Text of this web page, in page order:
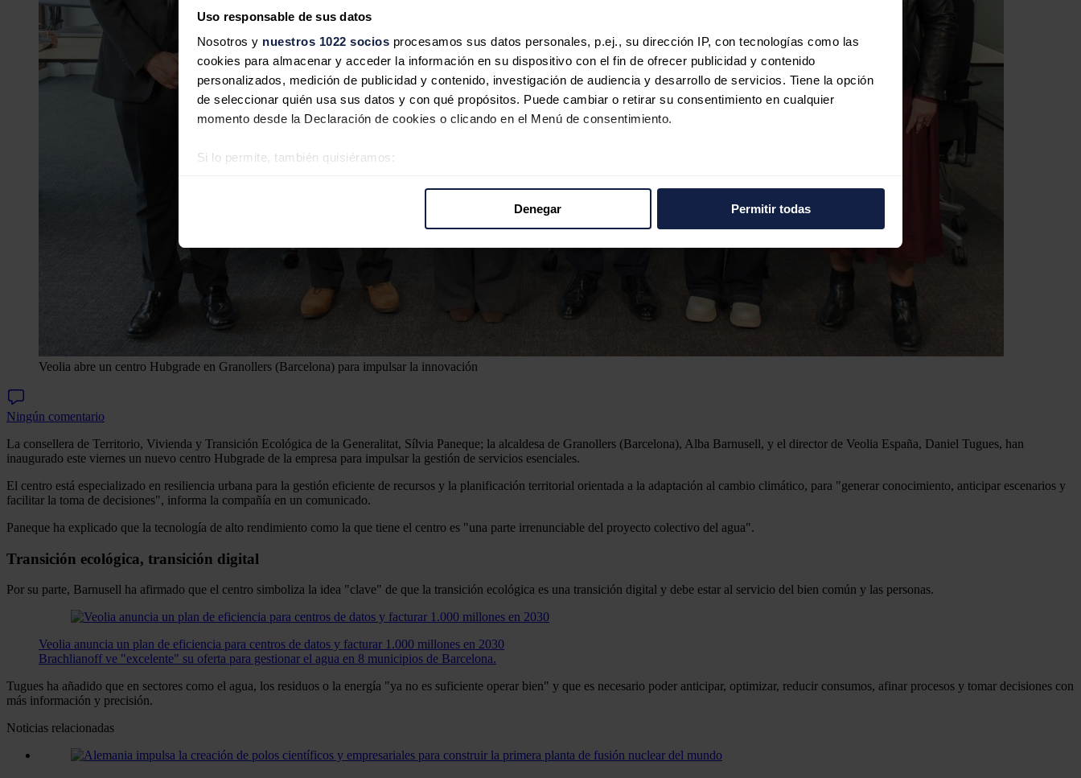
Uso responsable de sus datos
Nosotros y nuestros 1022 socios procesamos sus datos personales, p.ej., su dirección IP, con tecnologías como las
cookies para almacenar y acceder la información en su dispositivo con el fin de ofrecer publicidad y contenido
personalizados, medición de publicidad y contenido, investigación de audiencia y desarrollo de servicios. Tiene la opción
de seleccionar quién usa sus datos y con qué propósitos. Puede cambiar o retirar su consentimiento en cualquier
momento desde la Declaración de cookies o clicando en el Menú de consentimiento.
Si lo permite, también quisiéramos:
Las cookies de este sitio web se usan para personalizar el contenido y los anuncios, ofrecer funciones de redes sociales
y analizar el tráfico. Además, compartimos información sobre el uso que haga del sitio web con nuestros partners de
redes sociales, publicidad y análisis web, quienes pueden combinarla con otra información que les haya proporcionado o
Denegar Permitir todas
Veolia abre un centro Hubgrade en Granollers (Barcelona) para impulsar la innovación
Ningún comentario
La consellera de Territorio, Vivienda y Transición Ecológica de la Generalitat, Sílvia Paneque; la alcaldesa de Granollers (Barcelona), Alba Barnusell, y el director de Veolia España, Daniel Tugues, han
inaugurado este viernes un nuevo centro Hubgrade de la empresa para impulsar la gestión de servicios esenciales.
El centro está especializado en resiliencia urbana para la gestión eficiente de recursos y la planificación territorial orientada a la adaptación al cambio climático, para "generar conocimiento, anticipar escenarios y
facilitar la toma de decisiones", informa la compañía en un comunicado.
Paneque ha explicado que la tecnología de alto rendimiento como la que tiene el centro es "una parte irrenunciable del proyecto colectivo del agua".
Transición ecológica, transición digital
Por su parte, Barnusell ha afirmado que el centro simboliza la idea "clave" de que la transición ecológica es una transición digital y debe estar al servicio del bien común y las personas.
Veolia anuncia un plan de eficiencia para centros de datos y facturar 1.000 millones en 2030
Brachlianoff ve "excelente" su oferta para gestionar el agua en 8 municipios de Barcelona.
Tugues ha añadido que en sectores como el agua, los residuos o la energía "ya no es suficiente operar bien" y que es necesario poder anticipar, optimizar, reducir consumos, afinar procesos y tomar decisiones con
más información y precisión.
Noticias relacionadas